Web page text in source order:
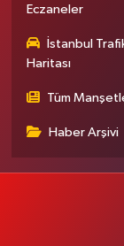
Eczaneler
İstanbul
Haritası
Tüm
Haber Arşivi